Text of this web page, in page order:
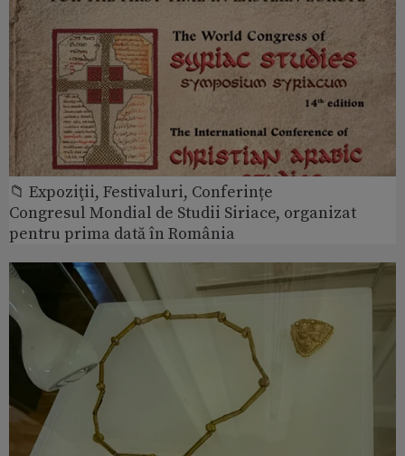
📁 Expoziţii, Festivaluri, Conferințe
Congresul Mondial de Studii Siriace, organizat
pentru prima dată în România